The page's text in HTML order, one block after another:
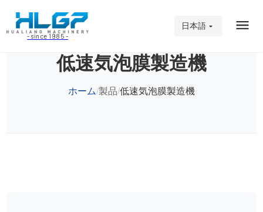
- since 1985 -
日本語
低速気泡膜製造機
ホーム/製品/低速気泡膜製造機